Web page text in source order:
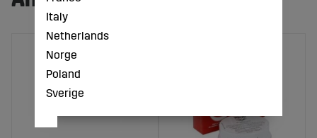
Italy
Netherlands
Norge
Poland
Sverige